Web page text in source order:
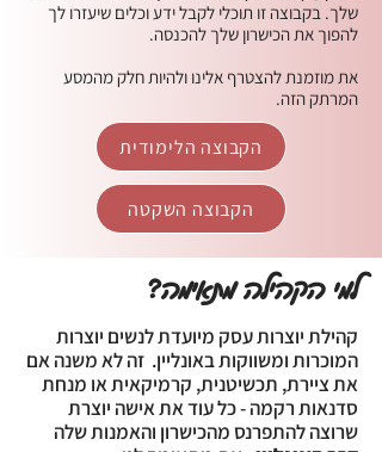
שלך. בקבוצה זו תוכלי לקבל ידע וכלים שיעזרו לך
להפוך את הכישרון שלך להכנסה.
את מוזמנת להצטרף אלינו ולהיות חלק מהמסע
המרתק הזה.
הקבוצה השקטה
הקבוצה הלימודית
קהילת יוצרות עסק מיועדת לנשים יוצרות
המוכרות ומשווקות באונליין. זה לא משנה אם
את ציירת, תכשיטנית, קרמיקאית או מנחת
סדנאות רקמה - כל עוד את אישה יוצרת
שרוצה להתפרנס מהכישרון והאמנות שלה
למי הקהילה מתאימה?